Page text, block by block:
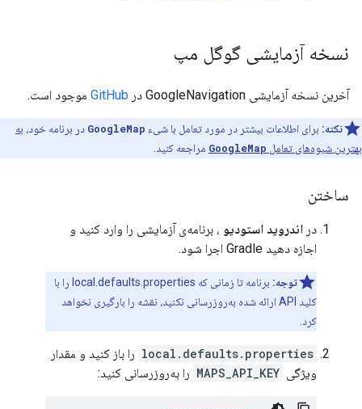
نسخه آزمایشی گوگل مپ
آخرین نسخه آزمایشی GoogleNavigation در GitHub موجود است.
نکته: برای اطلاعات بیشتر در مورد تعامل با شیء GoogleMap در برنامه خود، به
بهترین شیوه‌های تعامل GoogleMap مراجعه کنید.
ساختن
در اندروید استودیو ، برنامه‌ی آزمایشی را وارد کنید و
اجازه دهید Gradle اجرا شود.
توجه:
برنامه تا زمانی که local.defaults.properties را با
کلید API ارائه شده به‌روزرسانی نکنید، نقشه را بارگیری نخواهد
کرد.
local.defaults.properties را باز کنید و مقدار
ویژگی MAPS_API_KEY را به‌روزرسانی کنید: